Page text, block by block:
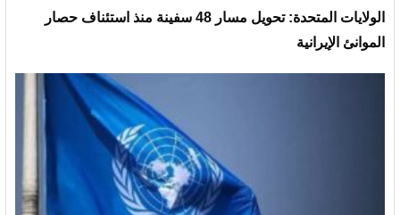
الولايات المتحدة: تحويل مسار 48 سفينة منذ استئناف حصار
الموانئ الإيرانية